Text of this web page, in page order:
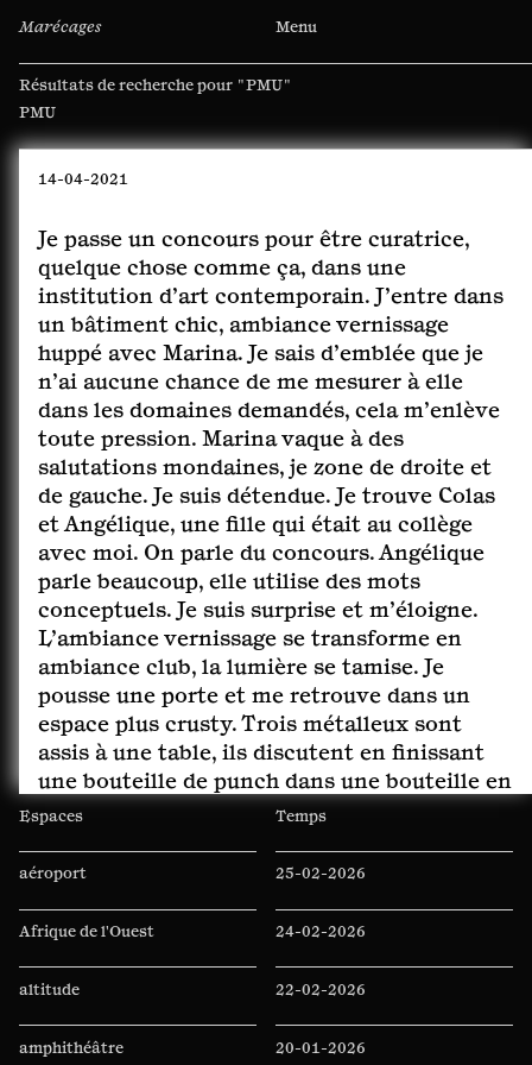
Marécages Menu
Résultats de recherche pour "PMU"
Rechercher :
14-04-2021
Je passe un concours pour être curatrice,
quelque chose comme ça, dans une
institution d’art contemporain. J’entre dans
un bâtiment chic, ambiance vernissage
huppé avec Marina. Je sais d’emblée que je
n’ai aucune chance de me mesurer à elle
dans les domaines demandés, cela m’enlève
toute pression. Marina vaque à des
salutations mondaines, je zone de droite et
de gauche. Je suis détendue. Je trouve Colas
et Angélique, une fille qui était au collège
avec moi. On parle du concours. Angélique
parle beaucoup, elle utilise des mots
conceptuels. Je suis surprise et m’éloigne.
L’ambiance vernissage se transforme en
ambiance club, la lumière se tamise. Je
pousse une porte et me retrouve dans un
espace plus crusty. Trois métalleux sont
assis à une table, ils discutent en finissant
une bouteille de punch dans une bouteille en
plastique. Je pousse une autre porte et me
village. Quelques voitures sont garées. Je me
laquelle je viens de sortir est l’entrée d’un
frappe. Un homme métis vient m’ouvrir. Il
Ambiance total clubbing à l’intérieur. Jean,
Espaces Temps
aéroport
Afrique de l'Ouest
altitude
amphithéâtre
25-02-2026
24-02-2026
22-02-2026
20-01-2026